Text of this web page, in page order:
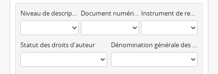
Niveau de description Document numérique disponible Instrument de recherche
Statut des droits d'auteur Dénomination générale des documents